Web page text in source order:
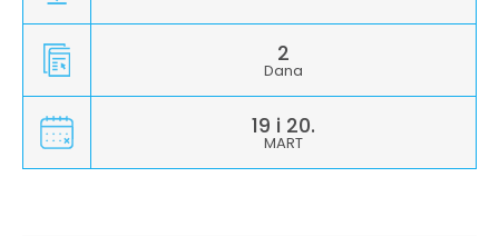
2
Dana
19 i 20.
MART